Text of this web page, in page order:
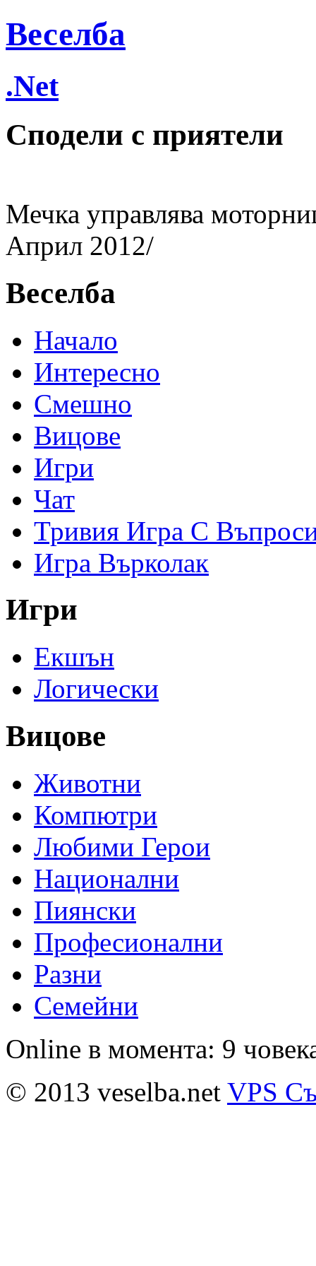
Веселба
.Net
Сподели с приятели
Мечка управлява
Април 2012/
Веселба
Начало
Интересно
Смешно
Вицове
Игри
Чат
Тривия Игра С
Игра Върколак
Игри
Екшън
Логически
Вицове
Животни
Компютри
Любими Герои
Национални
Пиянски
Професионални
Разни
Семейни
Online в момента: 9
© 2013 veselba.net VPS